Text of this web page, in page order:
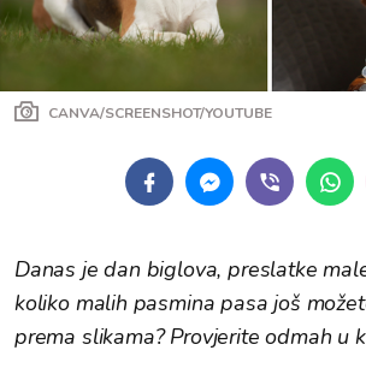
CANVA/SCREENSHOT/YOUTUBE
Danas je dan biglova, preslatke
koliko malih pasmina pasa još
prema slikama? Provjerite odmah u